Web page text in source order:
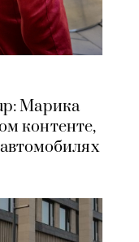
Марика
контенте,